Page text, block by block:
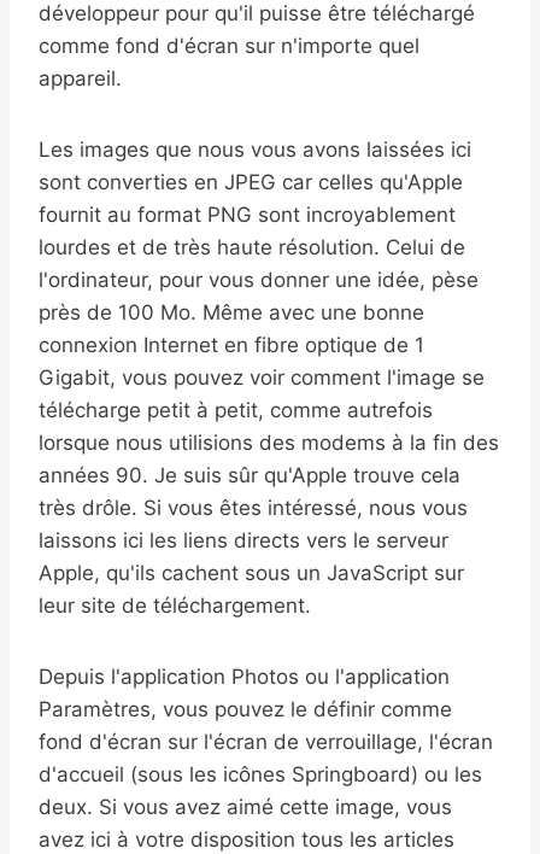
développeur pour qu'il puisse être téléchargé
comme fond d'écran sur n'importe quel
appareil.
Les images que nous vous avons laissées ici
sont converties en JPEG car celles qu'Apple
fournit au format PNG sont incroyablement
lourdes et de très haute résolution. Celui de
l'ordinateur, pour vous donner une idée, pèse
près de 100 Mo. Même avec une bonne
connexion Internet en fibre optique de 1
Gigabit, vous pouvez voir comment l'image se
télécharge petit à petit, comme autrefois
lorsque nous utilisions des modems à la fin des
années 90. Je suis sûr qu'Apple trouve cela
très drôle. Si vous êtes intéressé, nous vous
laissons ici les liens directs vers le serveur
Apple, qu'ils cachent sous un JavaScript sur
leur site de téléchargement.
Depuis l'application Photos ou l'application
Paramètres, vous pouvez le définir comme
fond d'écran sur l'écran de verrouillage, l'écran
d'accueil (sous les icônes Springboard) ou les
deux. Si vous avez aimé cette image, vous
avez ici à votre disposition tous les articles